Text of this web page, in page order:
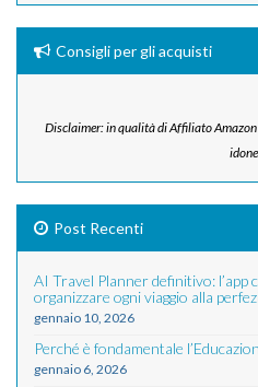
Consigli per gli acquisti
Disclaimer: in qualità di Affiliato
Post Recenti
AI Travel Planner definitivo: l’app
organizzare ogni viaggio alla
gennaio 10, 2026
Perché è fondamentale
gennaio 6, 2026